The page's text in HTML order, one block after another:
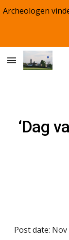
Skip to main
‘Dag
Post date: Nov